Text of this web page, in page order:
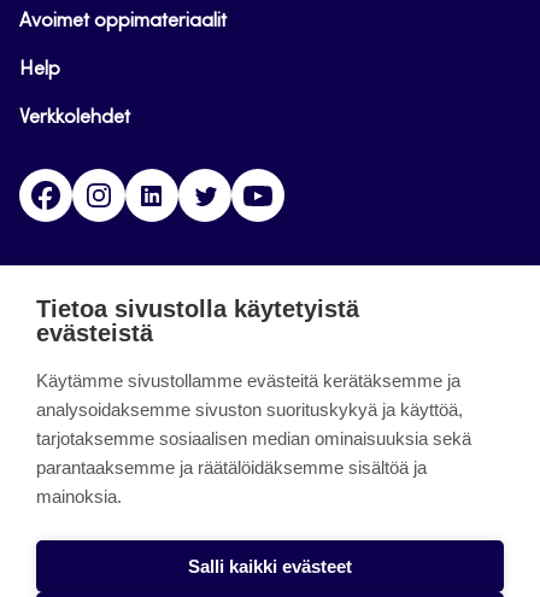
Avoimet oppimateriaalit
Help
Verkkolehdet
FacebookInstagramLinkedinTwitter
päättynyt 11.9.2023.
About the site
Käyttöehdot
Tietoa sivustolla käytetyistä
evästeistä
Käytämme sivustollamme evästeitä kerätäksemme ja
analysoidaksemme sivuston suorituskykyä ja käyttöä,
tarjotaksemme sosiaalisen median ominaisuuksia sekä
parantaaksemme ja räätälöidäksemme sisältöä ja
mainoksia.
Salli kaikki evästeet